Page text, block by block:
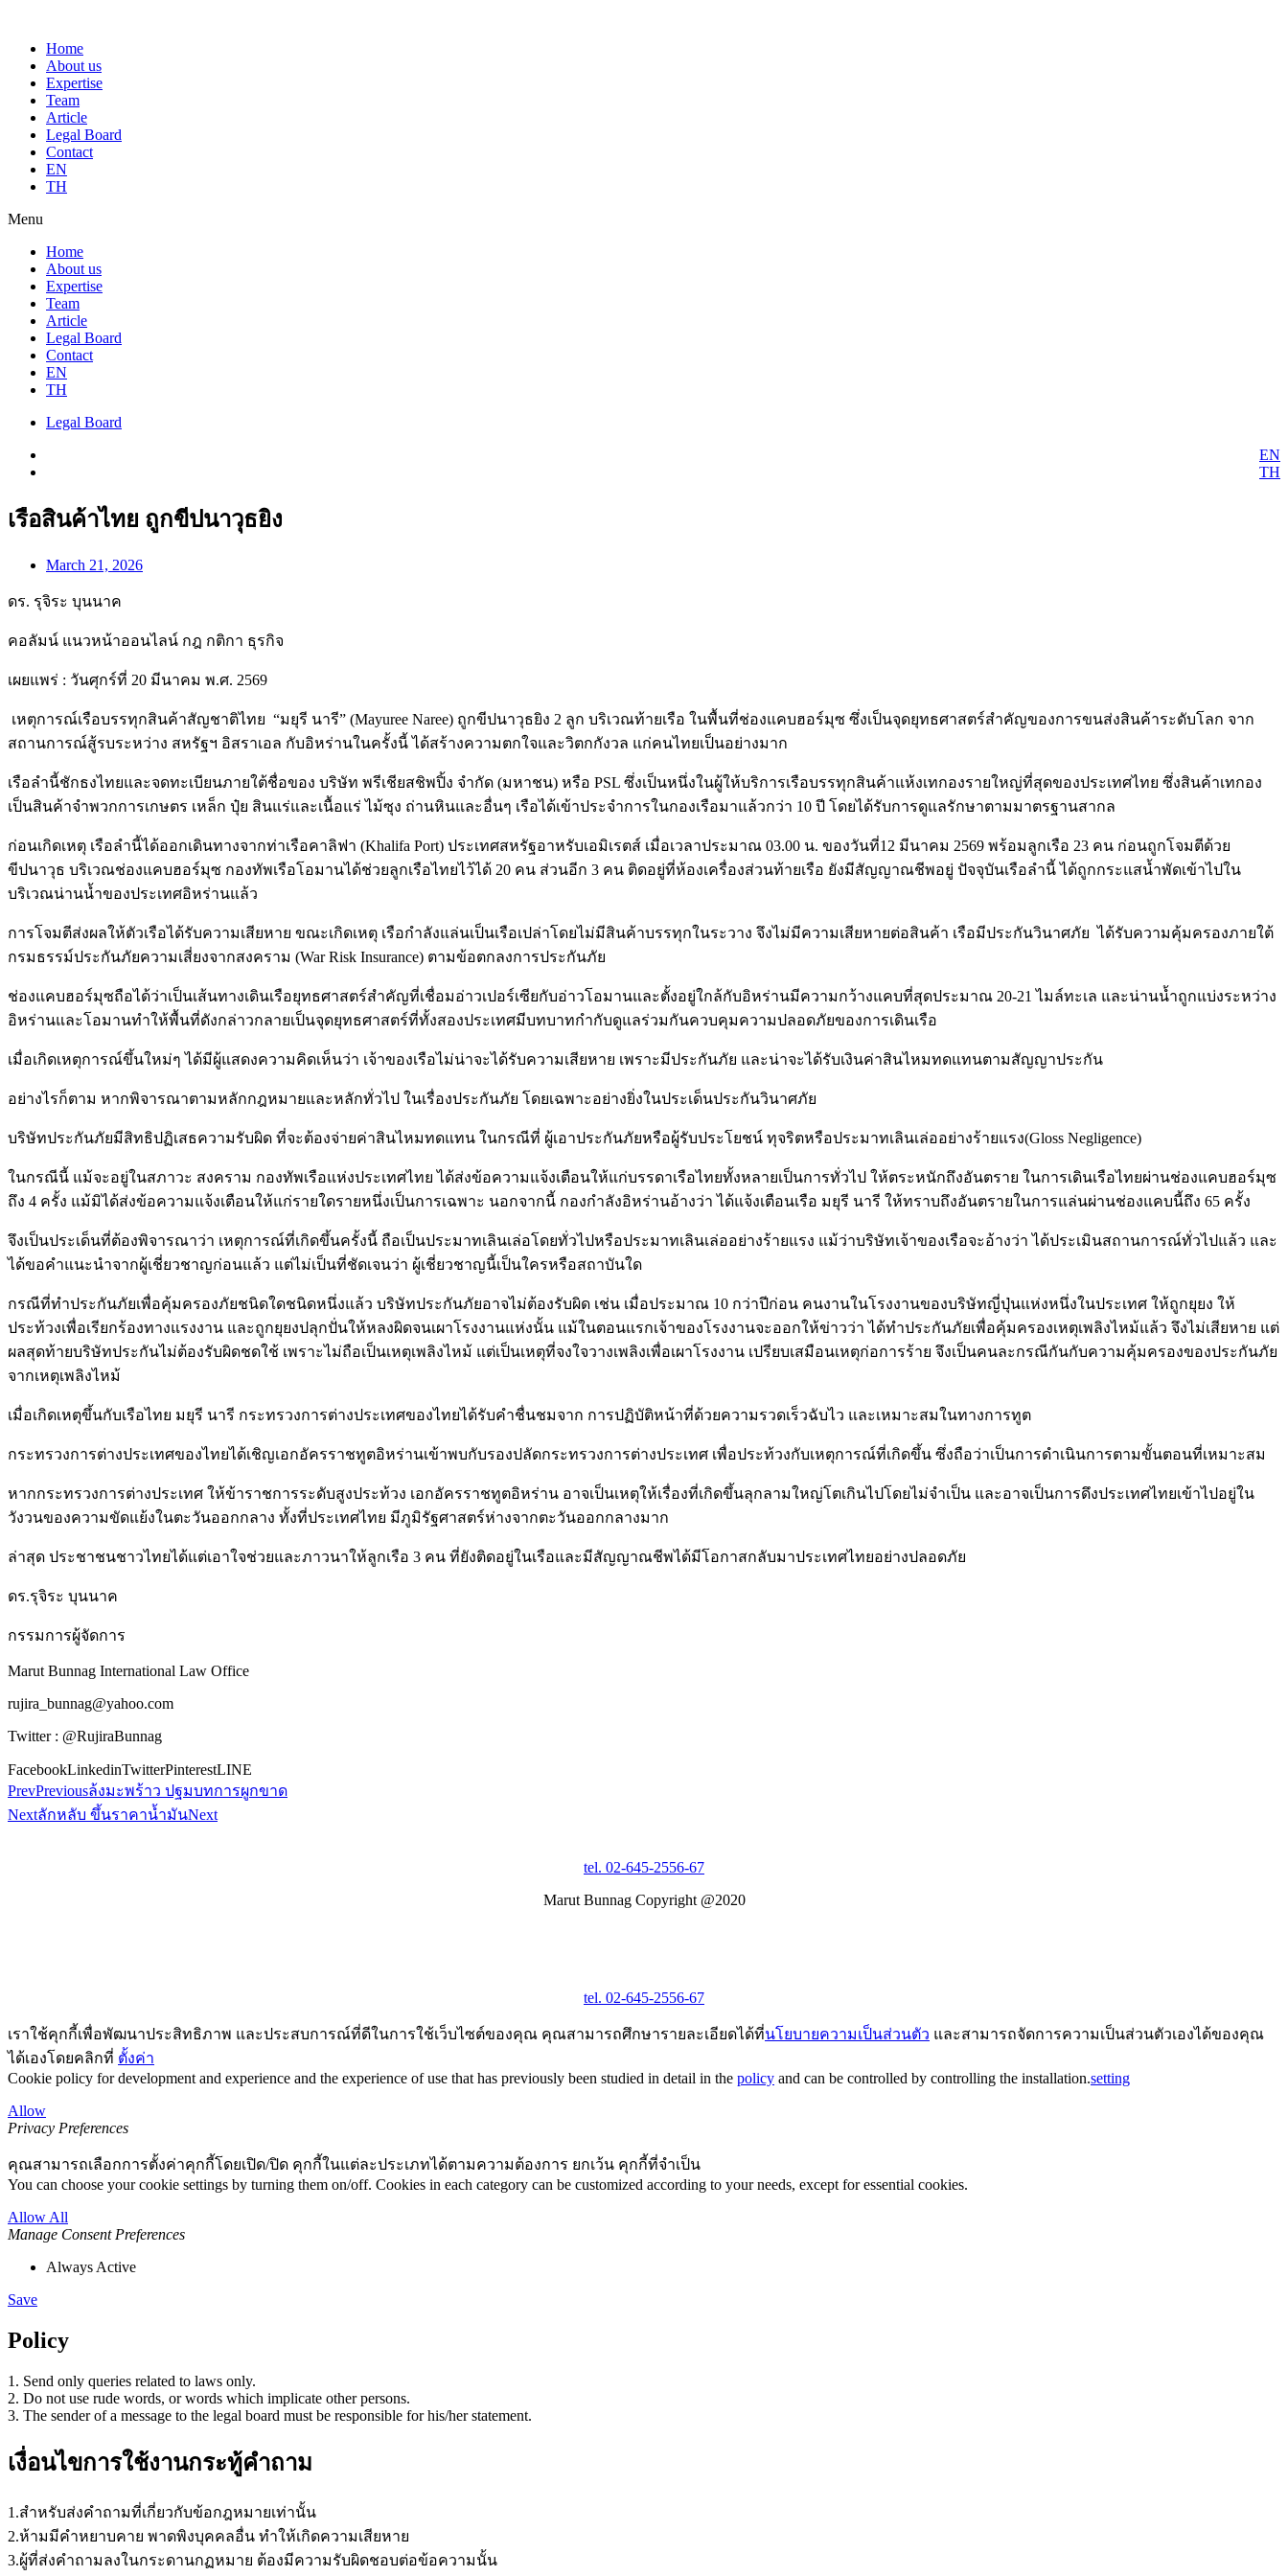
Home
About us
Expertise
Team
Article
Legal Board
Contact
EN
TH
Menu
Home
About us
Expertise
Team
Article
Legal Board
Contact
EN
TH
Legal Board
EN
TH
เรือสินค้าไทย ถูกขีปนาวุธยิง
March 21, 2026
ดร. รุจิระ บุนนาค
คอลัมน์ แนวหน้าออนไลน์ กฎ กติกา ธุรกิจ
เผยแพร่ : วันศุกร์ที่ 20 มีนาคม พ.ศ. 2569
เหตุการณ์เรือบรรทุกสินค้าสัญชาติไทย “มยุรี นารี” (Mayuree Naree) ถูกขีปนาวุธยิง 2 ลูก บริเวณท้ายเรือ ในพื้นที่ช่องแคบฮอร์มุซ ซึ่งเป็นจุดยุทธศาสตร์สำคัญของการขนส่งสินค้าระดับโลก จาก
สถานการณ์สู้รบระหว่าง สหรัฐฯ อิสราเอล กับอิหร่านในครั้งนี้ ได้สร้างความตกใจและวิตกกังวล แก่คนไทยเป็นอย่างมาก
เรือลำนี้ชักธงไทยและจดทะเบียนภายใต้ชื่อของ บริษัท พรีเชียสชิพปิ้ง จำกัด (มหาชน) หรือ PSL ซึ่งเป็นหนึ่งในผู้ให้บริการเรือบรรทุกสินค้าแห้งเทกองรายใหญ่ที่สุดของประเทศไทย ซึ่งสินค้าเทกอง
เป็นสินค้าจำพวกการเกษตร เหล็ก ปุ๋ย สินแร่และเนื้อแร่ ไม้ซุง ถ่านหินและอื่นๆ เรือได้เข้าประจำการในกองเรือมาแล้วกว่า 10 ปี โดยได้รับการดูแลรักษาตามมาตรฐานสากล
ก่อนเกิดเหตุ เรือลำนี้ได้ออกเดินทางจากท่าเรือคาลิฟา (Khalifa Port) ประเทศสหรัฐอาหรับเอมิเรตส์ เมื่อเวลาประมาณ 03.00 น. ของวันที่12 มีนาคม 2569 พร้อมลูกเรือ 23 คน ก่อนถูกโจมตีด้วย
ขีปนาวุธ บริเวณช่องแคบฮอร์มุซ กองทัพเรือโอมานได้ช่วยลูกเรือไทยไว้ได้ 20 คน ส่วนอีก 3 คน ติดอยู่ที่ห้องเครื่องส่วนท้ายเรือ ยังมีสัญญาณชีพอยู่ ปัจจุบันเรือลำนี้ ได้ถูกกระแสน้ำพัดเข้าไปใน
บริเวณน่านน้ำของประเทศอิหร่านแล้ว
การโจมตีส่งผลให้ตัวเรือได้รับความเสียหาย ขณะเกิดเหตุ เรือกำลังแล่นเป็นเรือเปล่าโดยไม่มีสินค้าบรรทุกในระวาง จึงไม่มีความเสียหายต่อสินค้า เรือมีประกันวินาศภัย ได้รับความคุ้มครองภายใต้
กรมธรรม์ประกันภัยความเสี่ยงจากสงคราม (War Risk Insurance) ตามข้อตกลงการประกันภัย
ช่องแคบฮอร์มุซถือได้ว่าเป็นเส้นทางเดินเรือยุทธศาสตร์สำคัญที่เชื่อมอ่าวเปอร์เซียกับอ่าวโอมานและตั้งอยู่ใกล้กับอิหร่านมีความกว้างแคบที่สุดประมาณ 20-21 ไมล์ทะเล และน่านน้ำถูกแบ่งระหว่าง
อิหร่านและโอมานทำให้พื้นที่ดังกล่าวกลายเป็นจุดยุทธศาสตร์ที่ทั้งสองประเทศมีบทบาทกำกับดูแลร่วมกันควบคุมความปลอดภัยของการเดินเรือ
เมื่อเกิดเหตุการณ์ขึ้นใหม่ๆ ได้มีผู้แสดงความคิดเห็นว่า เจ้าของเรือไม่น่าจะได้รับความเสียหาย เพราะมีประกันภัย และน่าจะได้รับเงินค่าสินไหมทดแทนตามสัญญาประกัน
อย่างไรก็ตาม หากพิจารณาตามหลักกฎหมายและหลักทั่วไป ในเรื่องประกันภัย โดยเฉพาะอย่างยิ่งในประเด็นประกันวินาศภัย
บริษัทประกันภัยมีสิทธิปฏิเสธความรับผิด ที่จะต้องจ่ายค่าสินไหมทดแทน ในกรณีที่ ผู้เอาประกันภัยหรือผู้รับประโยชน์ ทุจริตหรือประมาทเลินเล่ออย่างร้ายแรง(Gloss Negligence)
ในกรณีนี้ แม้จะอยู่ในสภาวะ สงคราม กองทัพเรือแห่งประเทศไทย ได้ส่งข้อความแจ้งเตือนให้แก่บรรดาเรือไทยทั้งหลายเป็นการทั่วไป ให้ตระหนักถึงอันตราย ในการเดินเรือไทยผ่านช่องแคบฮอร์มุซ
ถึง 4 ครั้ง แม้มิได้ส่งข้อความแจ้งเตือนให้แก่รายใดรายหนึ่งเป็นการเฉพาะ นอกจากนี้ กองกำลังอิหร่านอ้างว่า ได้แจ้งเตือนเรือ มยุรี นารี ให้ทราบถึงอันตรายในการแล่นผ่านช่องแคบนี้ถึง 65 ครั้ง
จึงเป็นประเด็นที่ต้องพิจารณาว่า เหตุการณ์ที่เกิดขึ้นครั้งนี้ ถือเป็นประมาทเลินเล่อโดยทั่วไปหรือประมาทเลินเล่ออย่างร้ายแรง แม้ว่าบริษัทเจ้าของเรือจะอ้างว่า ได้ประเมินสถานการณ์ทั่วไปแล้ว และ
ได้ขอคำแนะนำจากผู้เชี่ยวชาญก่อนแล้ว แต่ไม่เป็นที่ชัดเจนว่า ผู้เชี่ยวชาญนี้เป็นใครหรือสถาบันใด
กรณีที่ทำประกันภัยเพื่อคุ้มครองภัยชนิดใดชนิดหนึ่งแล้ว บริษัทประกันภัยอาจไม่ต้องรับผิด เช่น เมื่อประมาณ 10 กว่าปีก่อน คนงานในโรงงานของบริษัทญี่ปุ่นแห่งหนึ่งในประเทศ ให้ถูกยุยง ให้
ประท้วงเพื่อเรียกร้องทางแรงงาน และถูกยุยงปลุกปั่นให้หลงผิดจนเผาโรงงานแห่งนั้น แม้ในตอนแรกเจ้าของโรงงานจะออกให้ข่าวว่า ได้ทำประกันภัยเพื่อคุ้มครองเหตุเพลิงไหม้แล้ว จึงไม่เสียหาย แต่
ผลสุดท้ายบริษัทประกันไม่ต้องรับผิดชดใช้ เพราะไม่ถือเป็นเหตุเพลิงไหม้ แต่เป็นเหตุที่จงใจวางเพลิงเพื่อเผาโรงงาน เปรียบเสมือนเหตุก่อการร้าย จึงเป็นคนละกรณีกันกับความคุ้มครองของประกันภัย
จากเหตุเพลิงไหม้
เมื่อเกิดเหตุขึ้นกับเรือไทย มยุรี นารี กระทรวงการต่างประเทศของไทยได้รับคำชื่นชมจาก การปฏิบัติหน้าที่ด้วยความรวดเร็วฉับไว และเหมาะสมในทางการทูต
กระทรวงการต่างประเทศของไทยได้เชิญเอกอัครราชทูตอิหร่านเข้าพบกับรองปลัดกระทรวงการต่างประเทศ เพื่อประท้วงกับเหตุการณ์ที่เกิดขึ้น ซึ่งถือว่าเป็นการดำเนินการตามขั้นตอนที่เหมาะสม
หากกระทรวงการต่างประเทศ ให้ข้าราชการระดับสูงประท้วง เอกอัครราชทูตอิหร่าน อาจเป็นเหตุให้เรื่องที่เกิดขึ้นลุกลามใหญ่โตเกินไปโดยไม่จำเป็น และอาจเป็นการดึงประเทศไทยเข้าไปอยู่ใน
วังวนของความขัดแย้งในตะวันออกกลาง ทั้งที่ประเทศไทย มีภูมิรัฐศาสตร์ห่างจากตะวันออกกลางมาก
ล่าสุด ประชาชนชาวไทยได้แต่เอาใจช่วยและภาวนาให้ลูกเรือ 3 คน ที่ยังติดอยู่ในเรือและมีสัญญาณชีพได้มีโอกาสกลับมาประเทศไทยอย่างปลอดภัย
ดร.รุจิระ บุนนาค
กรรมการผู้จัดการ
Marut Bunnag International Law Office
rujira_bunnag@yahoo.com
Twitter : @RujiraBunnag
FacebookLinkedinTwitterPinterestLINE
PrevPreviousล้งมะพร้าว ปฐมบทการผูกขาด
Nextลักหลับ ขึ้นราคาน้ำมันNext
tel. 02-645-2556-67
Marut Bunnag Copyright @2020
tel. 02-645-2556-67
เราใช้คุกกี้เพื่อพัฒนาประสิทธิภาพ และประสบการณ์ที่ดีในการใช้เว็บไซต์ของคุณ คุณสามารถศึกษารายละเอียดได้ที่นโยบายความเป็นส่วนตัว และสามารถจัดการความเป็นส่วนตัวเองได้ของคุณ
ได้เองโดยคลิกที่ ตั้งค่า
Cookie policy for development and experience and the experience of use that has previously been studied in detail in the policy and can be controlled by controlling the installation.setting
Allow
Privacy Preferences
คุณสามารถเลือกการตั้งค่าคุกกี้โดยเปิด/ปิด คุกกี้ในแต่ละประเภทได้ตามความต้องการ ยกเว้น คุกกี้ที่จำเป็น
You can choose your cookie settings by turning them on/off. Cookies in each category can be customized according to your needs, except for essential cookies.
Allow All
Manage Consent Preferences
Always Active
Save
Policy
1. Send only queries related to laws only.
2. Do not use rude words, or words which implicate other persons.
3. The sender of a message to the legal board must be responsible for his/her statement.
เงื่อนไขการใช้งานกระทู้คำถาม
1.สำหรับส่งคำถามที่เกี่ยวกับข้อกฎหมายเท่านั้น
2.ห้ามมีคำหยาบคาย พาดพิงบุคคลอื่น ทำให้เกิดความเสียหาย
3.ผู้ที่ส่งคำถามลงในกระดานกฏหมาย ต้องมีความรับผิดชอบต่อข้อความนั้น